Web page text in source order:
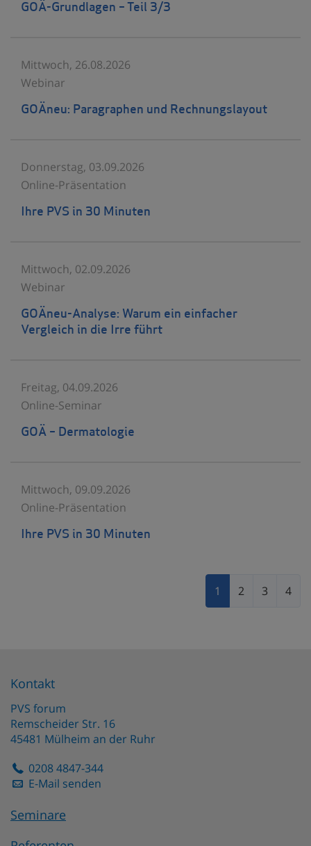
GOÄ-Grundlagen – Teil 3/3
Mittwoch, 26.08.2026
Webinar
GOÄneu: Paragraphen und Rechnungslayout
Donnerstag, 03.09.2026
Online-Präsentation
Ihre PVS in 30 Minuten
Mittwoch, 02.09.2026
Webinar
GOÄneu-Analyse: Warum ein einfacher
Vergleich in die Irre führt
Freitag, 04.09.2026
Online-Seminar
GOÄ – Dermatologie
Mittwoch, 09.09.2026
Online-Präsentation
Ihre PVS in 30 Minuten
1 2 3 4
Kontakt
PVS forum
Remscheider Str. 16
45481 Mülheim an der Ruhr
0208 4847-344
E-Mail senden
Seminare